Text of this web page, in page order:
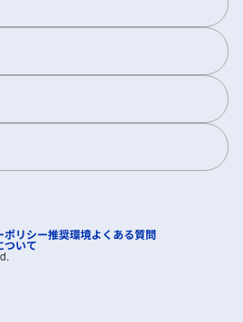
ポリシー推奨環境よくある質問
ついて